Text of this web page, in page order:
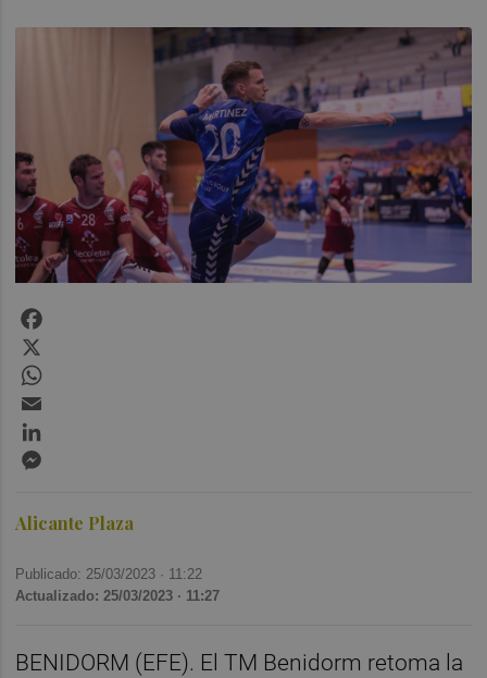
Alicante Plaza
Publicado: 25/03/2023 · 11:22
Actualizado: 25/03/2023 · 11:27
BENIDORM (EFE). El TM Benidorm retoma la